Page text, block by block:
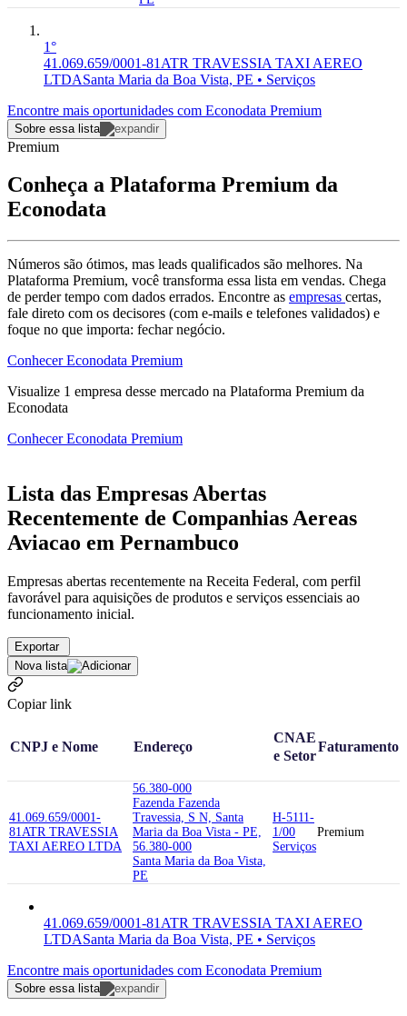
1°
41.069.659/0001-81 ATR TRAVESSIA TAXI AEREO
LTDASanta Maria da Boa Vista, PE • Serviços
Encontre mais oportunidades com Econodata Premium
Sobre essa lista
Premium
Conheça a Plataforma Premium da
Econodata
Números são ótimos, mas leads qualificados são melhores. Na
Plataforma Premium, você transforma essa lista em vendas. Chega
de perder tempo com dados errados. Encontre as empresas certas,
fale direto com os decisores (com e-mails e telefones validados) e
foque no que importa: fechar negócio.
Conhecer Econodata Premium
Visualize 1 empresa desse mercado na Plataforma Premium da
Econodata
Conhecer Econodata Premium
Lista das Empresas Abertas
Recentemente de Companhias Aereas
Aviacao em Pernambuco
Empresas abertas recentemente na Receita Federal, com perfil
favorável para aquisições de produtos e serviços essenciais ao
funcionamento inicial.
Exportar
Nova lista
Copiar link
CNPJ e Nome Endereço
CNAE
e Setor
Faturamento
41.069.659/0001-
81ATR TRAVESSIA
TAXI AEREO LTDA
56.380-000
Fazenda Fazenda
Travessia, S N, Santa
Maria da Boa Vista - PE,
56.380-000
Santa Maria da Boa Vista,
PE
H-5111-
1/00
Serviços
Premium
41.069.659/0001-81 ATR TRAVESSIA TAXI AEREO
LTDASanta Maria da Boa Vista, PE • Serviços
Encontre mais oportunidades com Econodata Premium
Sobre essa lista